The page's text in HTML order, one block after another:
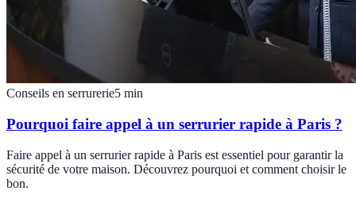
Conseils en serrurerie5 min
Pourquoi faire appel à un serrurier rapide à Paris ?
Faire appel à un serrurier rapide à Paris est essentiel pour garantir la
sécurité de votre maison. Découvrez pourquoi et comment choisir le
bon.